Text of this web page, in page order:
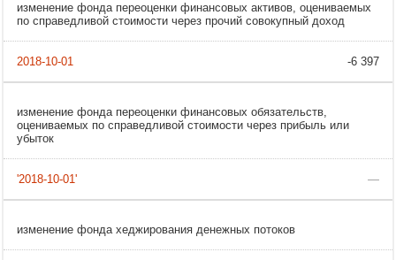
изменение фонда переоценки финансовых активов, оцениваемых
по справедливой стоимости через прочий совокупный доход
-6 397
изменение фонда переоценки финансовых обязательств,
оцениваемых по справедливой стоимости через прибыль или
убыток
—
изменение фонда хеджирования денежных потоков